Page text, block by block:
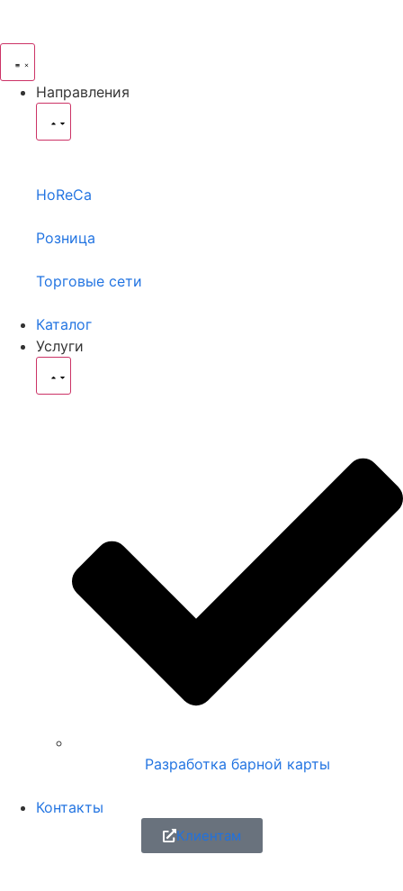
Направления
HoReCa
Розница
Торговые сети
Каталог
Услуги
Разработка барной карты
Контакты
Клиентам